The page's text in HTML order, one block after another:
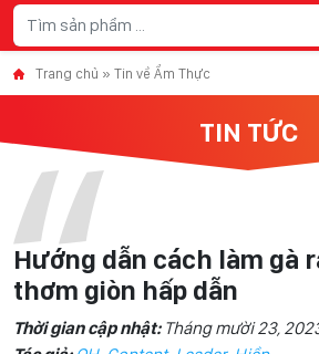
Skip to content
Trang chủ » Tin về Ẩm Thực
TIN TỨC
Hướng dẫn cách làm gà
thơm giòn hấp dẫn
Thời gian cập nhật: Tháng mười 23,